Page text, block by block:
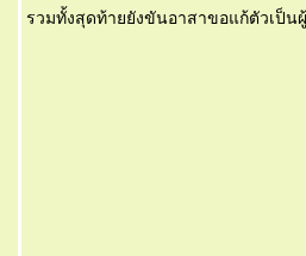
รวมทั้งสุดท้ายยังขันอาสาขอแก้ตัวเป็